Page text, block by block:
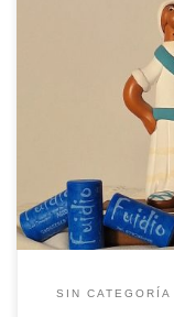
SIN CATEGORÍA